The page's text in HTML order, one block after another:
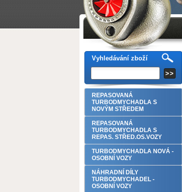
Vyhledávání zboží
REPASOVANÁ
TURBODMYCHADLA S
NOVÝM STŘEDEM
REPASOVANÁ
TURBODMYCHADLA S
REPAS. STŘED.OS.VOZY
TURBODMYCHADLA NOVÁ -
OSOBNÍ VOZY
NÁHRADNÍ DÍLY
TURBODMYCHADEL -
OSOBNÍ VOZY